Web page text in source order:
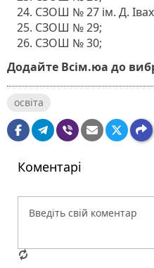
СЗОШ № 27 ім. Д.
СЗОШ № 29;
СЗОШ № 30;
Додайте Всім.юа до
освіта
Коментарі